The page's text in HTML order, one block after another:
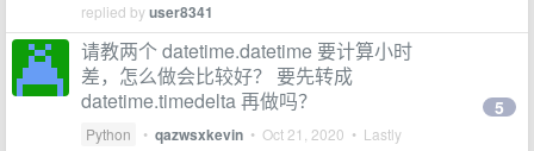
replied byuser8341
请教两个 datetime.datetime 要计算小时
差，怎么做会比较好？ 要先转成
datetime.timedelta 再做吗？
Python • qazwsxkevin • Oct 21, 2020 • Lastly
5